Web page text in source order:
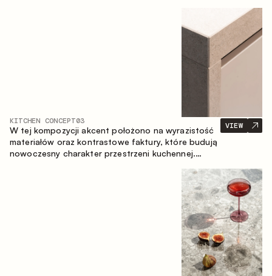
KITCHEN CONCEPT03
W tej kompozycji akcent położono na wyrazistość
materiałów oraz kontrastowe faktury, które budują
nowoczesny charakter przestrzeni kuchennej.
nasyconą, taktylną kompozycję, w której każdy
VIEW